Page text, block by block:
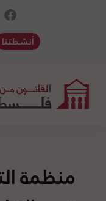
أنشطتنا
منظمة